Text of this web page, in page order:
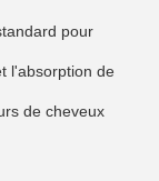
pour
l'absorption de
de cheveux